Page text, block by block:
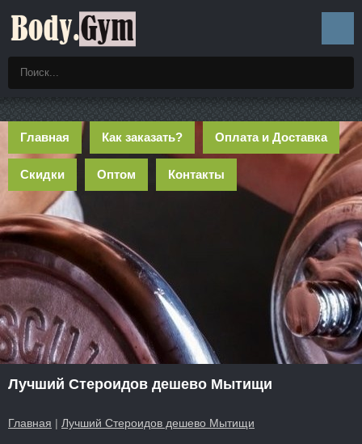
Главная Как заказать? Оплата и Доставка
Скидки Оптом Контакты
Лучший Стероидов дешево Мытищи
Главная | Лучший Стероидов дешево Мытищи